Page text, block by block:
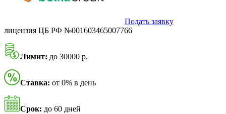
Подать заявку
лицензия ЦБ РФ №001603465007766
Лимит: до 30000 р.
Ставка: от 0% в день
Срок: до 60 дней